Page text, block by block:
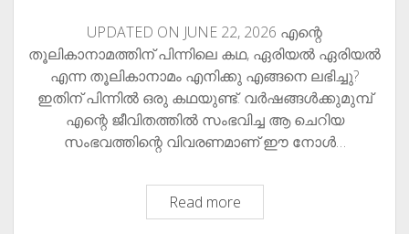
UPDATED ON JUNE 22, 2026 എന്റെ
തൂലികാനാമത്തിന് പിന്നിലെ കഥ, ഏരിയൽ ഏരിയൽ
എന്ന തൂലികാനാമം എനിക്കു എങ്ങനെ ലഭിച്ചു?
ഇതിന് പിന്നിൽ ഒരു കഥയുണ്ട്. വർഷങ്ങൾക്കുമുമ്പ്
എന്റെ ജീവിതത്തിൽ സംഭവിച്ച ആ ചെറിയ
സംഭവത്തിന്റെ വിവരണമാണ് ഈ നോൾ…
Read moreThe
Story